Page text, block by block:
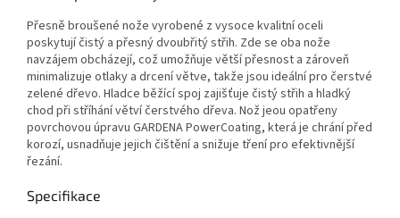
Přesně broušené nože vyrobené z vysoce kvalitní oceli
poskytují čistý a přesný dvoubřitý střih. Zde se oba nože
navzájem obcházejí, což umožňuje větší přesnost a zároveň
minimalizuje otlaky a drcení větve, takže jsou ideální pro čerstvé
zelené dřevo. Hladce běžící spoj zajišťuje čistý střih a hladký
chod při stříhání větví čerstvého dřeva. Nož jeou opatřeny
povrchovou úpravu GARDENA PowerCoating, která je chrání před
korozí, usnadňuje jejich čištění a snižuje tření pro efektivnější
řezání.
Specifikace